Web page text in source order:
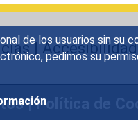
de los usuarios sin su
pedimos su
|Accesibilidad
|Política de